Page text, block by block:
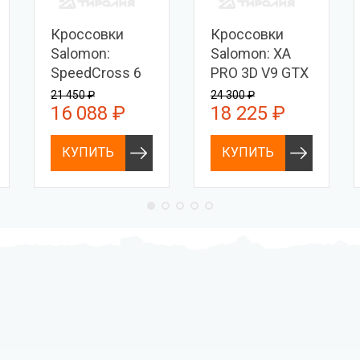
Кроссовки
Salomon:
SpeedCross 6
21 450 ₽
16 088 ₽
КУПИТЬ
Кроссовки
Salomon: XA
PRO 3D V9 GTX
24 300 ₽
18 225 ₽
КУПИТЬ